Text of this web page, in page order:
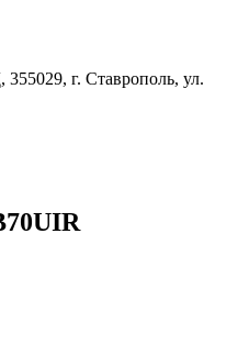
г. Ставрополь, ул.